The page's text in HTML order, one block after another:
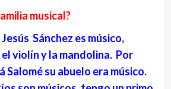
musical?
Sánchez es músico,
violín y la mandolina. Por
Salomé su abuelo era músico.